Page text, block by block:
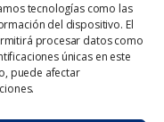
tecnologías como las
del dispositivo. El
procesar datos como
únicas en este
puede afectar